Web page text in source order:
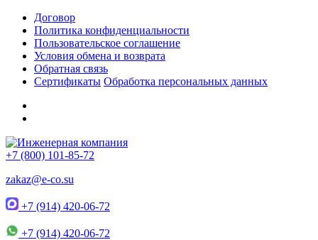
Договор
Политика конфиденциальности
Пользовательское соглашение
Условия обмена и возврата
Обратная связь
Сертификаты Обработка персональных данных
+7 (800) 101-85-72
zakaz@e-co.su
+7 (914) 420-06-72
+7 (914) 420-06-72